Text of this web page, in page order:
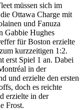
müssen sich im
Ottawa Charge mit
und Fanuza
Gabbie Hughes
für Boston erzielte
kurzzeitigen 1:2.
erst Spiel 1 an. Dabei
in der
und erzielte den ersten
doch es reichte
erzielte in der
Frost.